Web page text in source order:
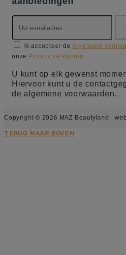
Ik accepteer de Algemene
onze Privacy verklaring.
U kunt op elk gewenst
Hiervoor kunt u de
de algemene voorwaarden.
Copyright © 2026 MAZ Beautyland |
TERUG NAAR BOVEN